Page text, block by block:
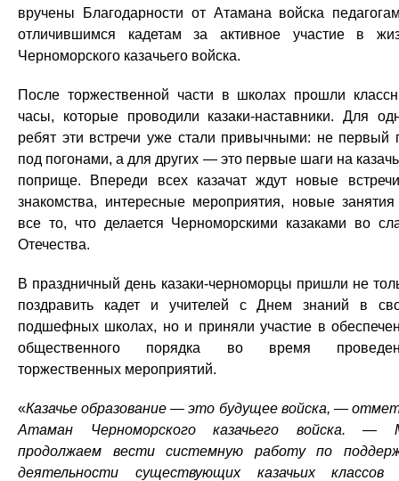
вручены Благодарности от Атамана войска
отличившимся кадетам за активное участие в
Черноморского казачьего войска.
После торжественной части в школах прошли
часы, которые проводили казаки-наставники. Для
ребят эти встречи уже стали привычными: не первый
под погонами, а для других — это первые шаги на
поприще. Впереди всех казачат ждут новые
знакомства, интересные мероприятия, новые
все то, что делается Черноморскими казаками во
Отечества.
В праздничный день казаки-черноморцы пришли не
поздравить кадет и учителей с Днем знаний в
подшефных школах, но и приняли участие в
общественного порядка во время
торжественных мероприятий.
«Казачье образование — это будущее войска, —
Атаман Черноморского казачьего войска. —
продолжаем вести системную работу по
деятельности существующих казачьих классов